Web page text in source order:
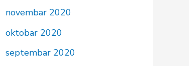
novembar 2020
oktobar 2020
septembar 2020